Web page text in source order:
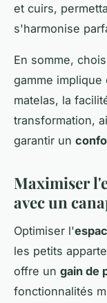
et cuirs,
s'harmonise
En somme,
gamme
matelas, la
transformation,
garantir un
Maximiser
avec un
Optimiser l'
les petits
offre un gain de
fonctionnalités